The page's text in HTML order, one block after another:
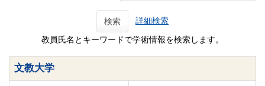
検索 詳細検索
教員氏名とキーワードで学術情報を検索します。
文教大学